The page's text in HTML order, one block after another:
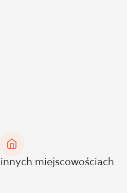
miejscowościach